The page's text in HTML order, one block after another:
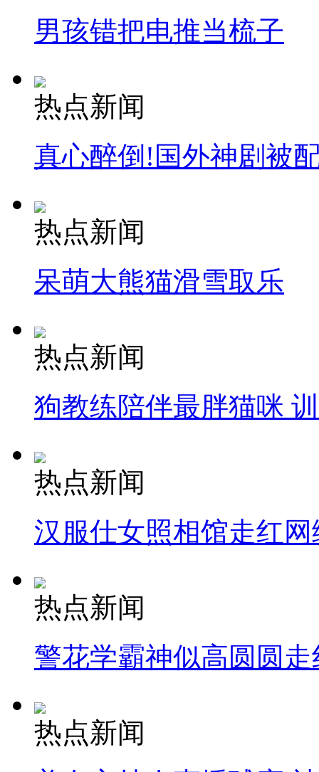
男孩错把电推当梳子
热点新闻
真心醉倒!国外神剧被
热点新闻
呆萌大熊猫滑雪取乐
热点新闻
狗教练陪伴最胖猫咪
热点新闻
汉服仕女照相馆走红网
热点新闻
警花学霸神似高圆圆走
热点新闻